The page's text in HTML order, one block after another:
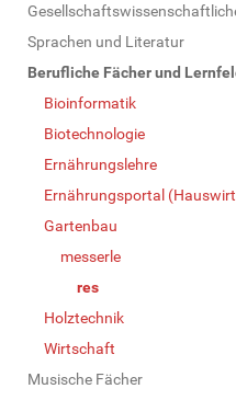
Sprachen und Literatur
Berufliche Fächer und
Bioinformatik
Biotechnologie
Ernährungslehre
Ernährungsportal
Gartenbau
messerle
res
Holztechnik
Wirtschaft
Musische Fächer